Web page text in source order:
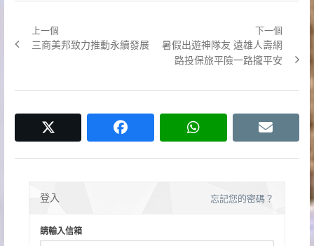
導
覽
上一個
Previous
三商美邦致力推動永續發展
下一個
Next
post:
暑假出遊神隊友 遠雄人壽網
路投保旅平險一路攏平安
facebook whatsapp email
登入 忘記您的密碼？
請輸入信箱